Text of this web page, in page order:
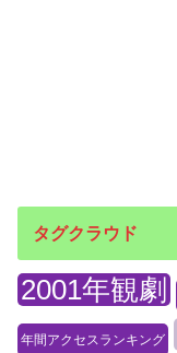
タグクラウド
2001年観劇
年間アクセスランキング